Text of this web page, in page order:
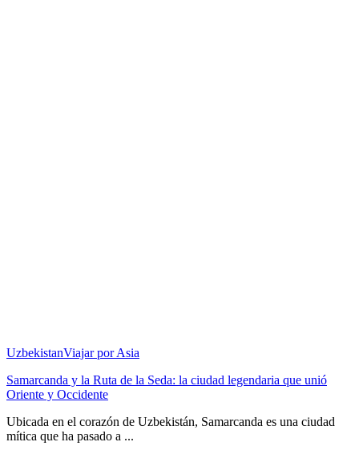
UzbekistanViajar por Asia
Samarcanda y la Ruta de la Seda: la ciudad legendaria que unió
Oriente y Occidente
Ubicada en el corazón de Uzbekistán, Samarcanda es una ciudad
mítica que ha pasado a ...